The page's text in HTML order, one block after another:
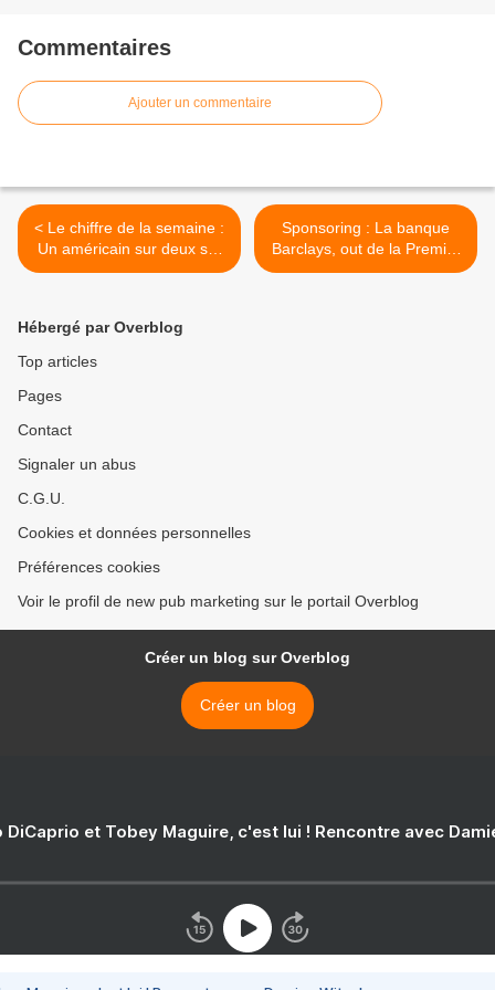
Commentaires
Ajouter un commentaire
< Le chiffre de la semaine :
Un américain sur deux sur
FB
Sponsoring : La banque
Barclays, out de la Premier
League >
Hébergé par Overblog
Top articles
Pages
Contact
Signaler un abus
C.G.U.
Cookies et données personnelles
Préférences cookies
Voir le profil de new pub marketing sur le portail Overblog
Créer un blog sur Overblog
Créer un blog
DiCaprio et Tobey Maguire, c'est lui ! Rencontre avec